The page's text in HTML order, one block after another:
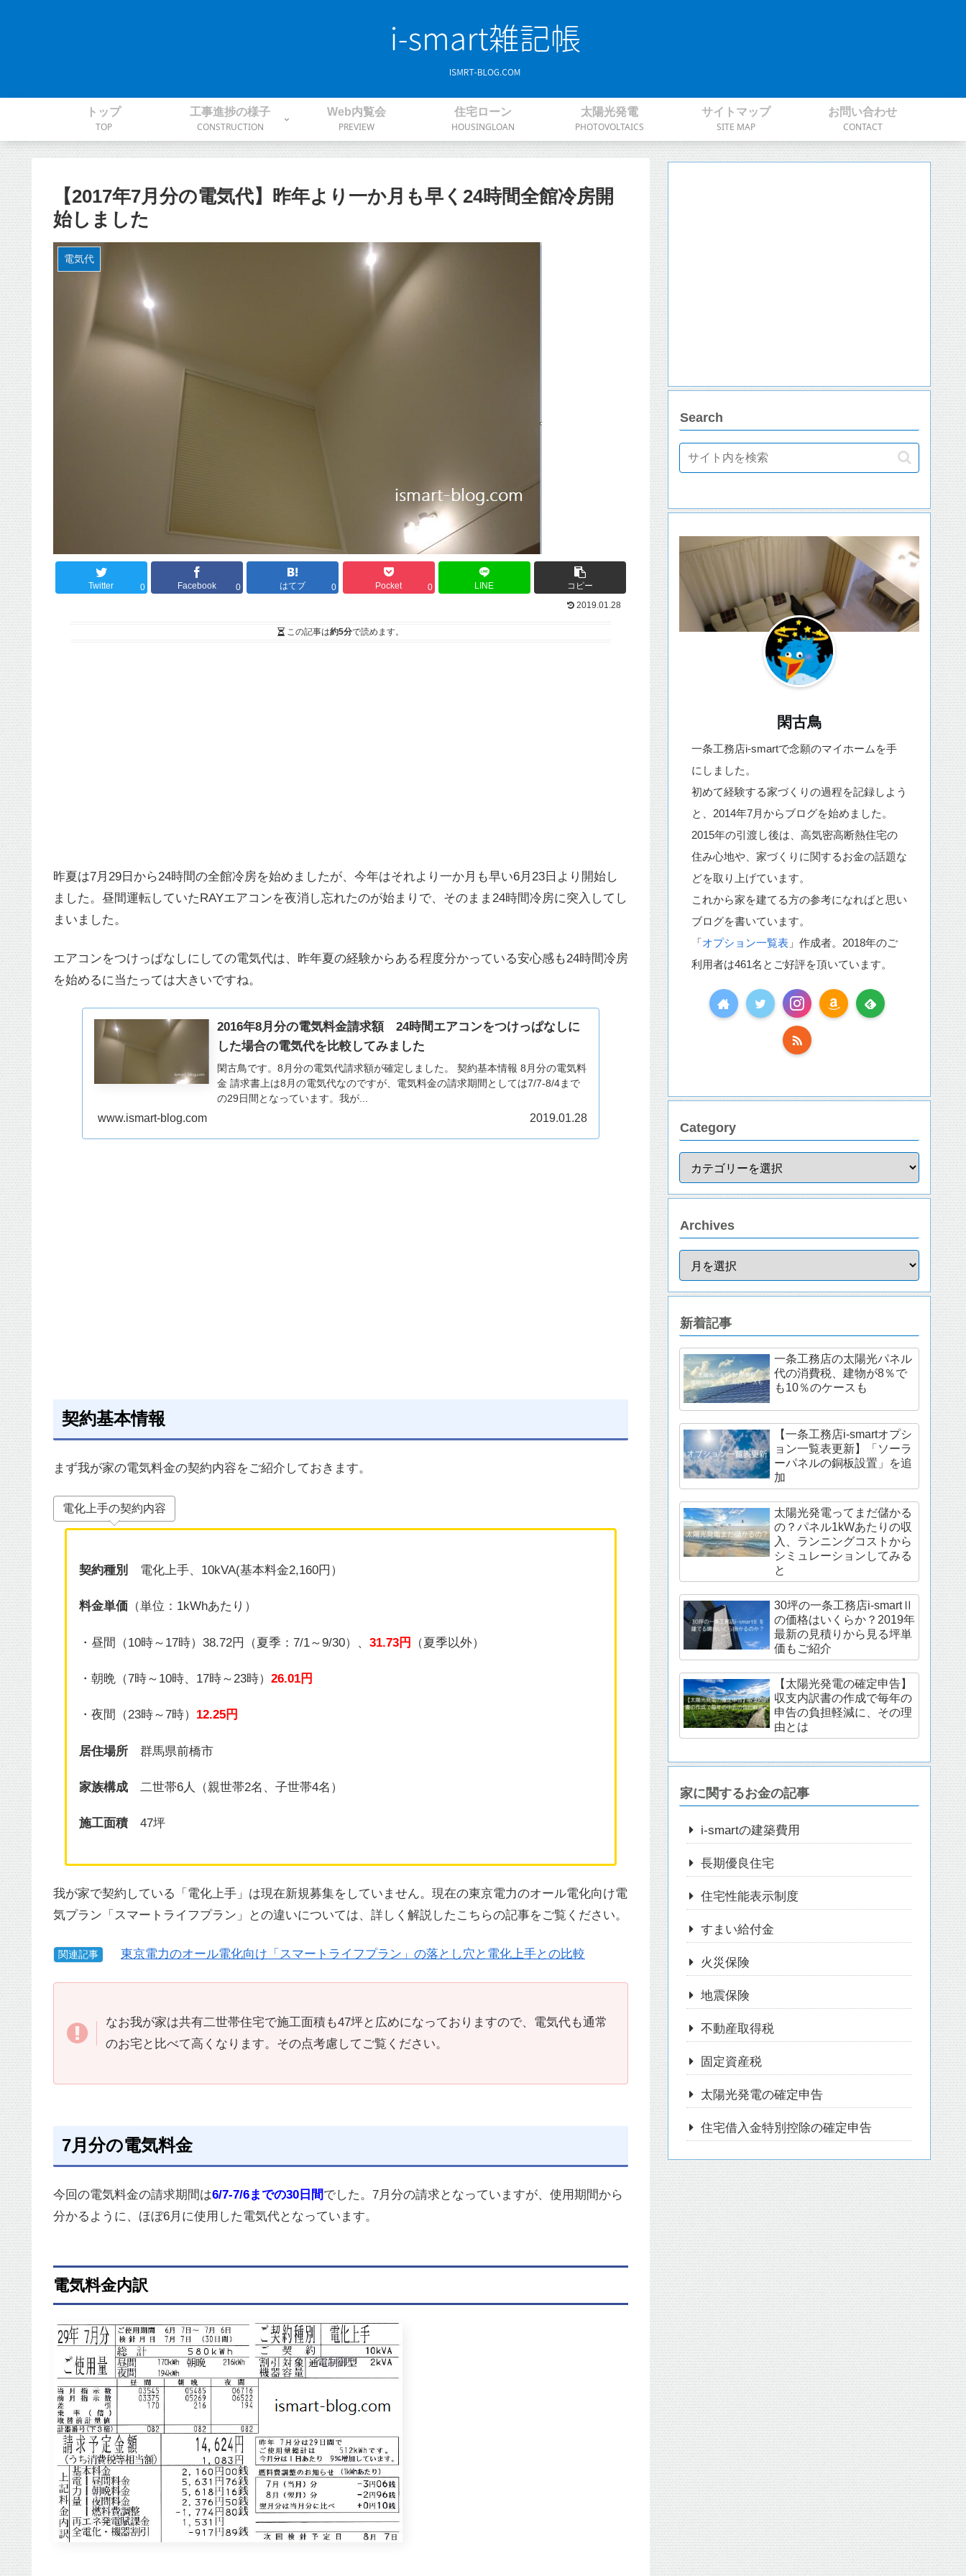
トップ
TOP
工事進捗の様子
CONSTRUCTION
Web内覧会
PREVIEW
住宅ローン
HOUSINGLOAN
太陽光発電
PHOTOVOLTAICS
サイトマップ
SITE MAP
お問い合わせ
CONTACT
【2017年7月分の電気代】昨年より一か月も早く24時間全館冷房開
始しました
電気代
Twitter 0 Facebook 0 はてブ 0 Pocket 0 LINE
コピー
2019.01.28
この記事は約5分で読めます。
昨夏は7月29日から24時間の全館冷房を始めましたが、今年はそれより一か月も早い6月23日より開始し
ました。昼間運転していたRAYエアコンを夜消し忘れたのが始まりで、そのまま24時間冷房に突入してし
まいました。
エアコンをつけっぱなしにしての電気代は、昨年夏の経験からある程度分かっている安心感も24時間冷房
を始めるに当たっては大きいですね。
2016年8月分の電気料金請求額 24時間エアコンをつけっぱなしに
した場合の電気代を比較してみました
閑古鳥です。8月分の電気代請求額が確定しました。 契約基本情報 8月分の電気料
金 請求書上は8月の電気代なのですが、電気料金の請求期間としては7/7-8/4まで
の29日間となっています。我が...
www.ismart-blog.com 2019.01.28
契約基本情報
まず我が家の電気料金の契約内容をご紹介しておきます。
電化上手の契約内容
契約種別 電化上手、10kVA(基本料金2,160円）
料金単価 （単位：1kWhあたり）
・昼間（10時～17時）38.72円（夏季：7/1～9/30）、 31.73円 （夏季以外）
・朝晩（7時～10時、17時～23時） 26.01円
・夜間（23時～7時） 12.25円
居住場所 群馬県前橋市
家族構成 二世帯6人（親世帯2名、子世帯4名）
施工面積47坪
我が家で契約している「電化上手」は現在新規募集をしていません。現在の東京電力のオール電化向け電
気プラン「スマートライフプラン」との違いについては、詳しく解説したこちらの記事をご覧ください。
関連記事 東京電力のオール電化向け「スマートライフプラン」の落とし穴と電化上手との比較
なお我が家は共有二世帯住宅で施工面積も47坪と広めになっておりますので、電気代も通常
のお宅と比べて高くなります。その点考慮してご覧ください。
7月分の電気料金
今回の電気料金の請求期間は6/7-7/6までの30日間でした。7月分の請求となっていますが、使用期間から
分かるように、ほぼ6月に使用した電気代となっています。
電気料金内訳
Search
閑古鳥
一条工務店i-smartで念願のマイホームを手
にしました。
初めて経験する家づくりの過程を記録しよう
と、2014年7月からブログを始めました。
2015年の引渡し後は、高気密高断熱住宅の
住み心地や、家づくりに関するお金の話題な
どを取り上げています。
これから家を建てる方の参考になればと思い
ブログを書いています。
「オプション一覧表 」作成者。2018年のご
利用者は461名とご好評を頂いています。
Category
Archives
新着記事
一条工務店の太陽光パネル
代の消費税、建物が8％で
も10％のケースも
【一条工務店i-smartオプシ
ョン一覧表更新】「ソーラ
ーパネルの銅板設置」を追
加
太陽光発電ってまだ儲かる
の？パネル1kWあたりの収
入、ランニングコストから
シミュレーションしてみる
と
30坪の一条工務店i-smartⅡ
の価格はいくらか？2019年
最新の見積りから見る坪単
価もご紹介
【太陽光発電の確定申告】
収支内訳書の作成で毎年の
申告の負担軽減に、その理
由とは
家に関するお金の記事
i-smartの建築費用
長期優良住宅
住宅性能表示制度
すまい給付金
火災保険
地震保険
不動産取得税
固定資産税
太陽光発電の確定申告
住宅借入金特別控除の確定申告